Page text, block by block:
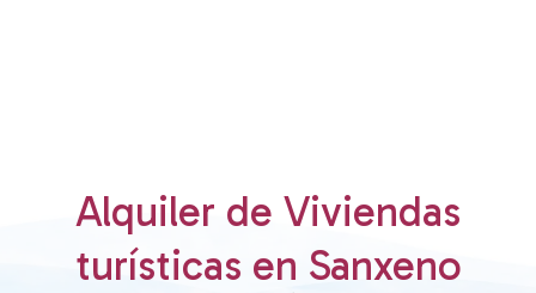
Alquiler de Viviendas
turísticas en Sanxeno